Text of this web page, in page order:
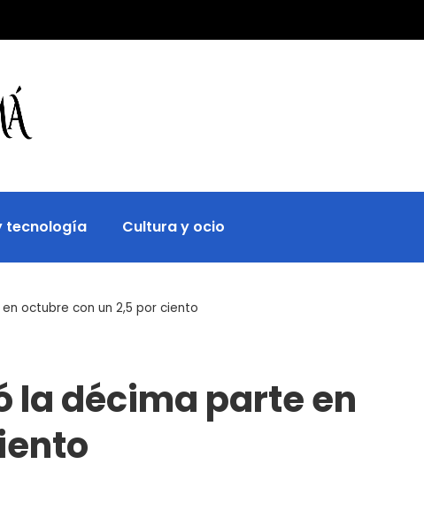
tecnología Cultura y ocio
octubre con un 2,5 por ciento
la décima parte en